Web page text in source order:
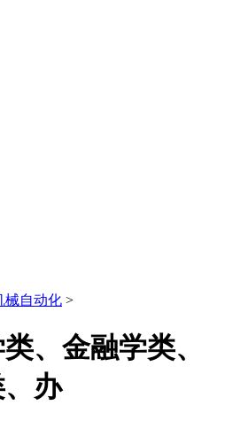
械自动化 >
、金融学类、
办